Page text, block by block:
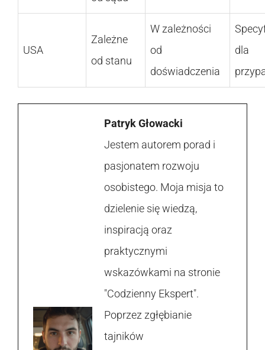
USA
Zależne
od stanu
W zależności
od
doświadczenia
dla
Patryk Głowacki
Jestem autorem porad i
pasjonatem rozwoju
osobistego. Moja misja to
dzielenie się wiedzą,
inspiracją oraz
praktycznymi
wskazówkami na stronie
"Codzienny Ekspert".
Poprzez zgłębianie
tajników